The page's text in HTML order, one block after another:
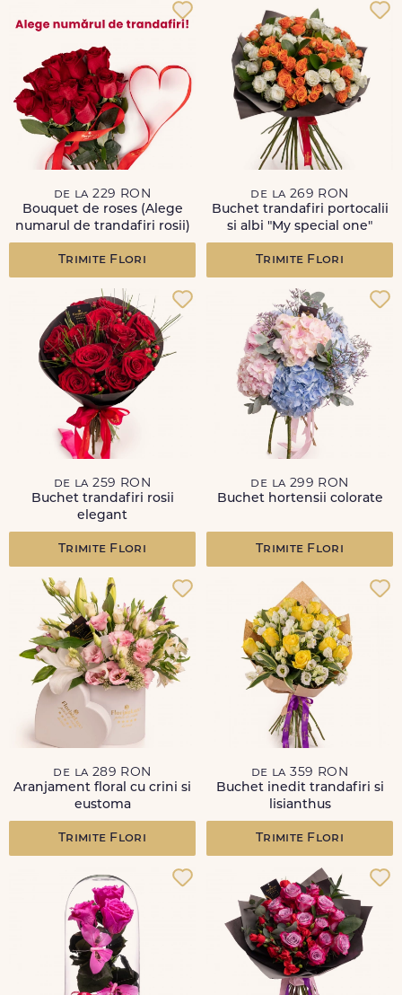
de la 229 RON
Bouquet de roses (Alege
numarul de trandafiri rosii)
Trimite Flori
de la 269 RON
Buchet trandafiri portocalii
si albi "My special one"
Trimite Flori
de la 259 RON
Buchet trandafiri rosii
elegant
Trimite Flori
de la 299 RON
Buchet hortensii colorate
Trimite Flori
de la 289 RON
Aranjament floral cu crini si
eustoma
Trimite Flori
de la 359 RON
Buchet inedit trandafiri si
lisianthus
Trimite Flori